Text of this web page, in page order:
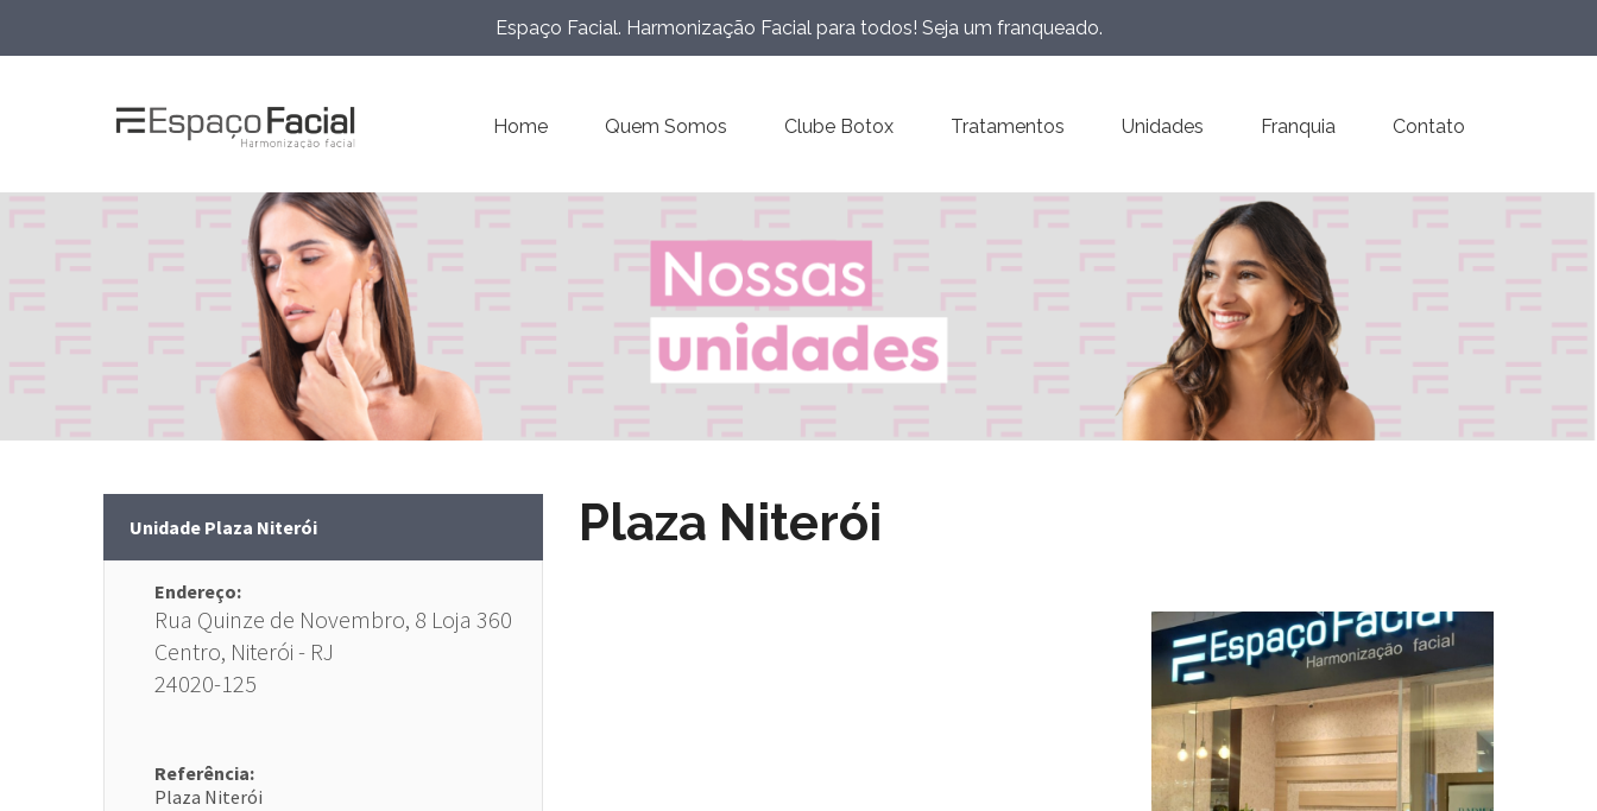
Espaço Facial. Harmonização Facial para todos! Seja um franqueado.
Home Quem Somos Clube Botox Tratamentos Unidades Franquia Contato
Unidade Plaza Niterói
Endereço:
Rua Quinze de Novembro, 8 Loja 360
Centro, Niterói - RJ
24020-125
Referência:
Plaza Niterói
Plaza Niterói